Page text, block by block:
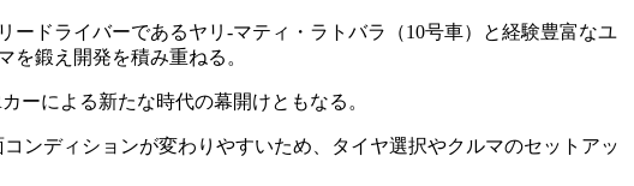
ドライバーであるヤリ-マティ・ラトバラ（10号車）と経験豊富なユ
鍛え開発を積み重ねる。
ーによる新たな時代の幕開けともなる。
ンディションが変わりやすいため、タイヤ選択やクルマのセットアッ